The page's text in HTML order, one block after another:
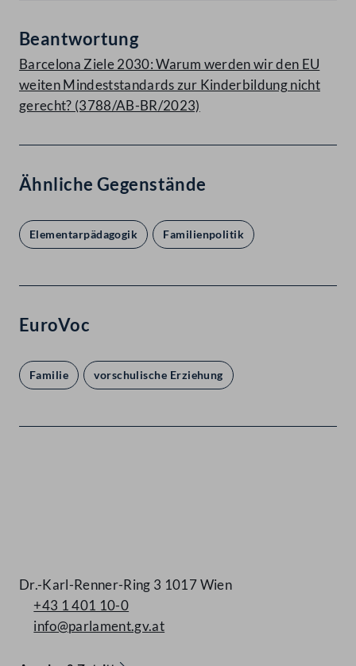
Beantwortung
Barcelona Ziele 2030: Warum werden wir den EU
weiten Mindeststandards zur Kinderbildung nicht
gerecht? (3788/AB-BR/2023)
Ähnliche Gegenstände
Elementarpädagogik Familienpolitik
EuroVoc
Familie vorschulische Erziehung
Dr.-Karl-Renner-Ring 3 1017 Wien
+43 1 401 10-0
info@parlament.gv.at